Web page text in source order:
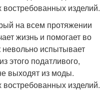
изделий.
на всем протяжении
жизнь и помогает во
испытывает
этого податливого,
выходят из моды.
изделий.